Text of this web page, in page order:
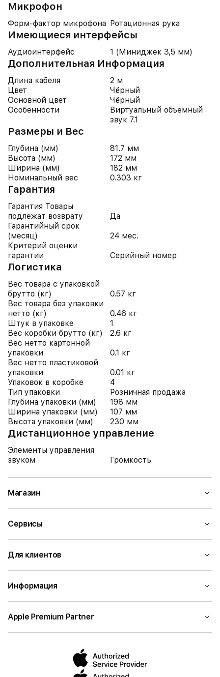
Микрофон
Форм-фактор микрофона Ротационная рука
Имеющиеся интерфейсы
Аудиоинтерфейс 1 (Миниджек 3,5 мм)
Дополнительная Информация
Длина кабеля
2 м
Цвет
Чёрный
Основной цвет
Чёрный
Особенности
Виртуальный объемный
звук 7.1
Размеры и Вес
Глубина (мм)
81.7 мм
Высота (мм)
172 мм
Ширина (мм)
182 мм
Номинальный вес
0.303 кг
Гарантия
Гарантия Товары
подлежат возврату
Да
Гарантийный срок
(месяц)
24 мес.
Критерий оценки
гарантии
Серийный номер
Логистика
Вес товара с упаковкой
брутто (кг)
0.57 кг
Вес товара без упаковки
нетто (кг)
0.46 кг
Штук в упаковке
1
Вес коробки брутто (кг)
2.6 кг
Вес нетто картонной
упаковки
0.1 кг
Вес нетто пластиковой
упаковки
0.01 кг
Упаковок в коробке
4
Тип упаковки
Розничная продажа
Глубина упаковки (мм)
198 мм
Ширина упаковки (мм)
107 мм
Высота упаковки (мм)
230 мм
Дистанционное управление
Элементы управления
звуком
Громкость
Магазин
Сервисы
Для клиентов
Информация
Apple Premium Partner